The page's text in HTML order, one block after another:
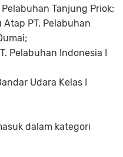
Pelabuhan Tanjung Priok;
PT. Pelabuhan
Pelabuhan Indonesia I
Udara Kelas I
dalam kategori